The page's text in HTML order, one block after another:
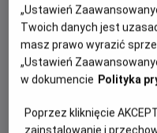
Animacja„Minionki i
Hollywood i zostać
„Ustawień
Twoich danych jest
masz prawo wyrazić
„Ustawień
w dokumencie Polityka
Poprzez kliknięcie
zainstalowanie i